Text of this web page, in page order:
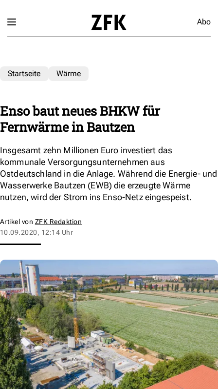
Abo
Startseite Wärme
Enso baut neues BHKW für
Fernwärme in Bautzen
Insgesamt zehn Millionen Euro investiert das
kommunale Versorgungsunternehmen aus
Ostdeutschland in die Anlage. Während die Energie- und
Wasserwerke Bautzen (EWB) die erzeugte Wärme
nutzen, wird der Strom ins Enso-Netz eingespeist.
Artikel von ZFK Redaktion
10.09.2020, 12:14 Uhr